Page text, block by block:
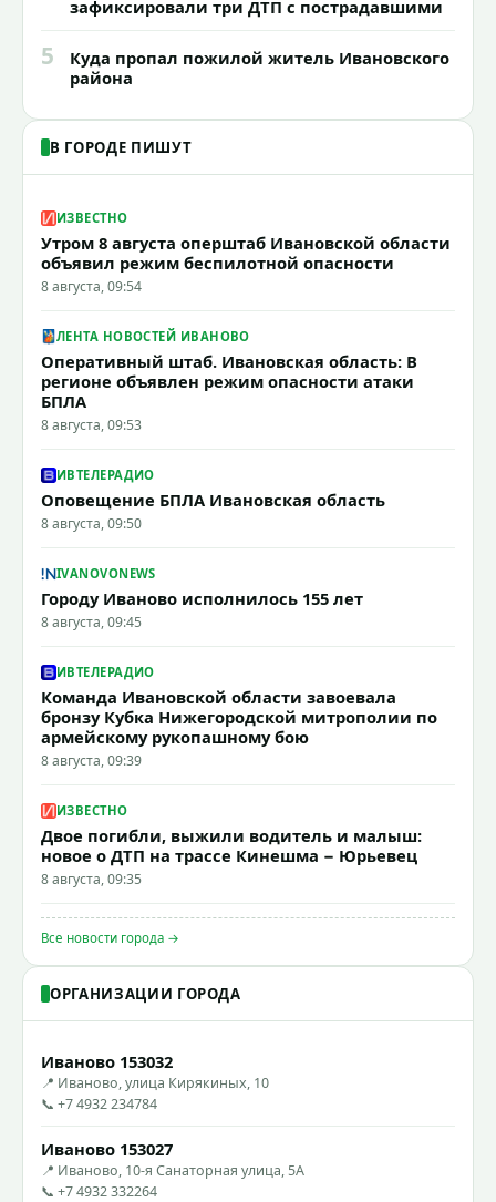
зафиксировали три ДТП с пострадавшими
5
Куда пропал пожилой житель Ивановского
района
В ГОРОДЕ ПИШУТ
ИЗВЕСТНО
Утром 8 августа оперштаб Ивановской области
объявил режим беспилотной опасности
8 августа, 09:54
ЛЕНТА НОВОСТЕЙ ИВАНОВО
Оперативный штаб. Ивановская область: В
регионе объявлен режим опасности атаки
БПЛА
8 августа, 09:53
ИВТЕЛЕРАДИО
Оповещение БПЛА Ивановская область
8 августа, 09:50
IVANOVONEWS
Городу Иваново исполнилось 155 лет
8 августа, 09:45
ИВТЕЛЕРАДИО
Команда Ивановской области завоевала
бронзу Кубка Нижегородской митрополии по
армейскому рукопашному бою
8 августа, 09:39
ИЗВЕСТНО
Двое погибли, выжили водитель и малыш:
новое о ДТП на трассе Кинешма − Юрьевец
8 августа, 09:35
Все новости города →
ОРГАНИЗАЦИИ ГОРОДА
Иваново 153032
📍 Иваново, улица Кирякиных, 10
📞 +7 4932 234784
Иваново 153027
📍 Иваново, 10-я Санаторная улица, 5А
📞 +7 4932 332264